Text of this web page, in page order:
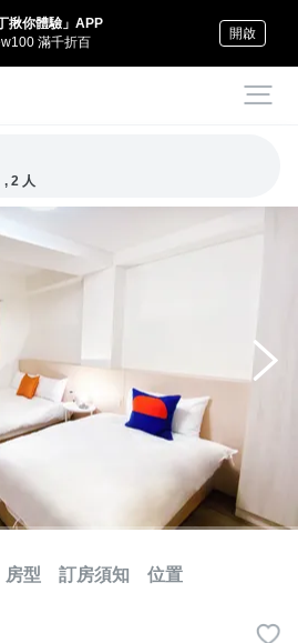
揪你體驗」APP
滿千折百
開啟
, 2 人
房型 訂房須知 位置